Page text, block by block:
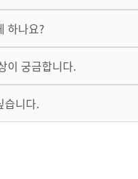
하나요?
이 궁금합니다.
습니다.